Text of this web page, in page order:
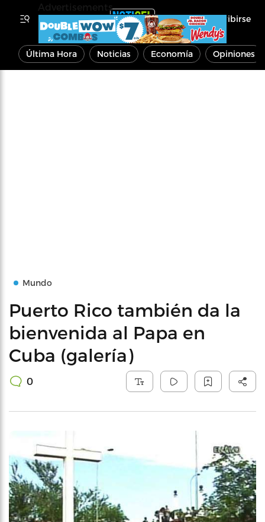
Inscribirse
Última Hora Noticias Economía Opiniones
Mundo
Puerto Rico también da la
bienvenida al Papa en
Cuba (galería)
0
Advertisements